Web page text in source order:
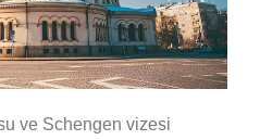
ve Schengen vizesi